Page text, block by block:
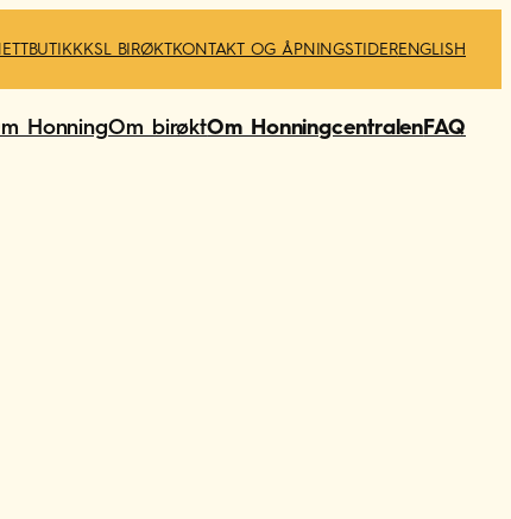
KSL BIRØKTKONTAKT OG ÅPNINGSTIDERENGLISH
HonningOm birøktOm HonningcentralenFAQ